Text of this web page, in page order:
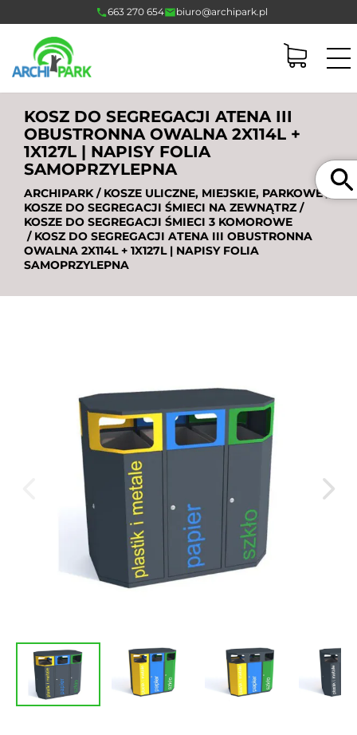
663 270 654 biuro@archipark.pl
KOSZ DO SEGREGACJI ATENA III
OBUSTRONNA OWALNA 2X114L +
1X127L | NAPISY FOLIA
SAMOPRZYLEPNA
ARCHIPARK/ KOSZE ULICZNE, MIEJSKIE, PARKOWE/
KOSZE DO SEGREGACJI ŚMIECI NA ZEWNĄTRZ /
KOSZE DO SEGREGACJI ŚMIECI 3 KOMOROWE
/ KOSZ DO SEGREGACJI ATENA III OBUSTRONNA
OWALNA 2X114L + 1X127L | NAPISY FOLIA
SAMOPRZYLEPNA
Szukaj